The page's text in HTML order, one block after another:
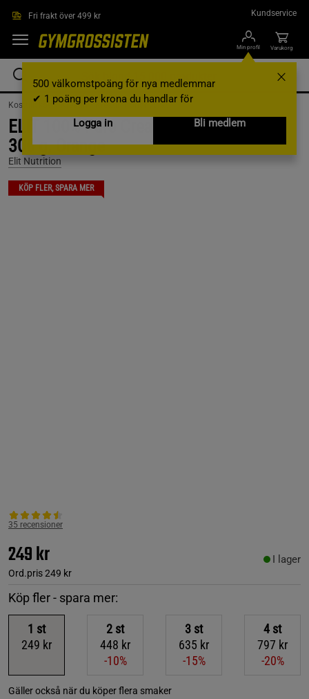
Fri frakt över 499 kr Kundservice
Min profil
500 välkomstpoäng för nya medlemmar
✔ 1 poäng per krona du handlar för
Logga in
Bli medlem
Varukorg
Kosttillskott /Kreatin /Kreatinmonohydrat
ELIT 100% Pure Creatine monohydrate,
300 g, Orange
Elit Nutrition
KÖP FLER, SPARA MER
35 recensioner
249 kr
Ord.pris249 kr
I lager
Köp fler - spara mer:
1 st
249 kr
2 st
448 kr
-10%
3 st
635 kr
-15%
4 st
797 kr
-20%
Gäller också när du köper flera smaker